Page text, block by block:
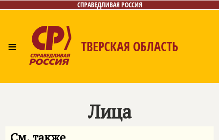
СПРАВЕДЛИВАЯ РОССИЯ
≡ ТВЕРСКАЯ ОБЛАСТЬ
Контакты
Лица